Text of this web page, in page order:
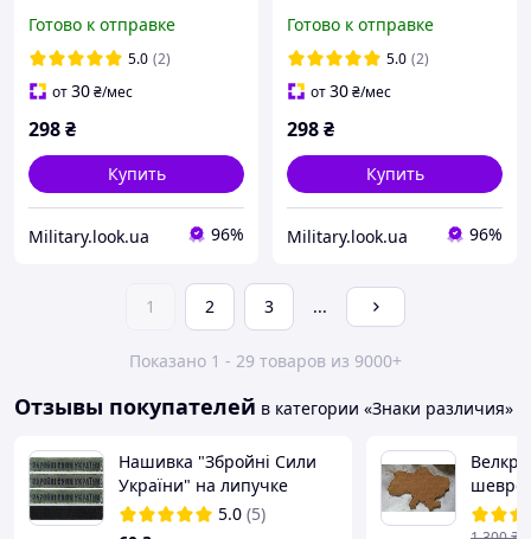
липучке
Готово к отправке
5.0 (2)
от30₴/мес
298₴
Купить
Military.look.ua 96%
обороны на липучке
Готово к отправке
5.0 (2)
от30₴/мес
298₴
Купить
Military.look.ua 96%
1 2 3 ...
Показано 1 - 29 товаров из 9000+
Отзывы покупателей в категории «Знаки различия»
Нашивка "Збройні Сили
України" на липучке
(олива) 12.5х2.5см
5.0 (5)